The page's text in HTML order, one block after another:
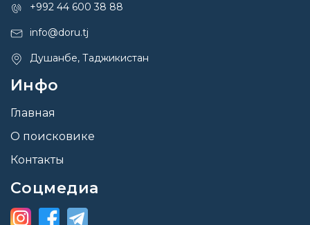
+992 44 600 38 88
info@doru.tj
Душанбе, Таджикистан
Инфо
Главная
О поисковике
Контакты
Соцмедиа